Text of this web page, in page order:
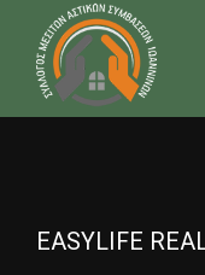
EASYLIFE